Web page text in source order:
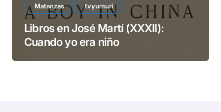
Matanzas tvyumuri
Libros en José Martí (XXXII):
Cuando yo era niño